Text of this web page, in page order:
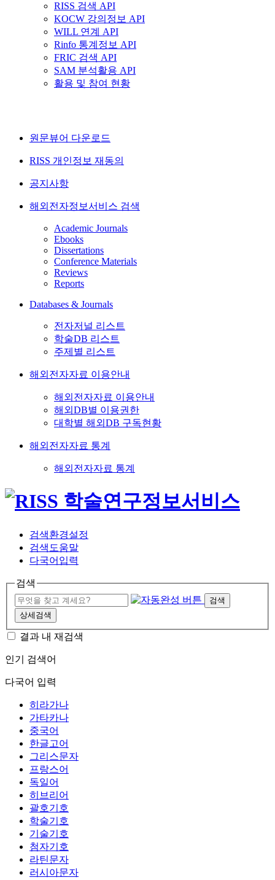
RISS 검색 API
KOCW 강의정보 API
WILL 연계 API
Rinfo 통계정보 API
FRIC 검색 API
SAM 분석활용 API
활용 및 참여 현황
원문뷰어 다운로드
RISS 개인정보 재동의
공지사항
해외전자정보서비스 검색
Academic Journals
Ebooks
Dissertations
Conference Materials
Reviews
Reports
Databases & Journals
전자저널 리스트
학술DB 리스트
주제별 리스트
해외전자자료 이용안내
해외전자자료 이용안내
해외DB별 이용권한
대학별 해외DB 구독현황
해외전자자료 통계
해외전자자료 통계
검색환경설정
검색도움말
다국어입력
검색
검색
상세검색
결과 내 재검색
인기 검색어
다국어 입력
히라가나
가타카나
중국어
한글고어
그리스문자
프랑스어
독일어
히브리어
괄호기호
학술기호
기술기호
첨자기호
라틴문자
러시아문자